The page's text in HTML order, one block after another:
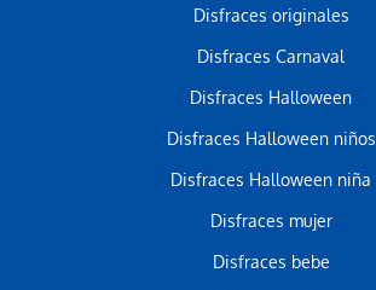
Disfraces originales
Disfraces Carnaval
Disfraces Halloween
Disfraces Halloween niños
Disfraces Halloween niña
Disfraces mujer
Disfraces bebe